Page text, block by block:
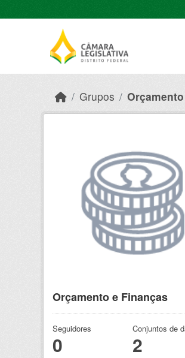
Grupos
Orçamento e Finanças
Seguidores
0
Conjuntos de
2